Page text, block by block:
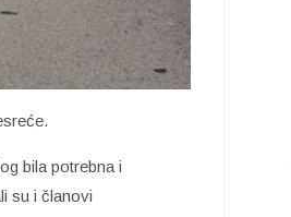
bila potrebna i
su i članovi